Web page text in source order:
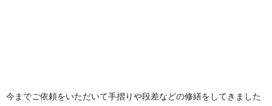
今までご依頼をいただいて手摺りや段差などの修繕をしてきました